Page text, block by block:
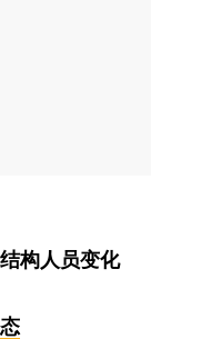
构人员变化